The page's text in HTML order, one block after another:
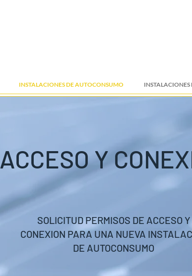
INSTALACIONES DE AUTOCONSUMO
ACCESO Y
SOLICITUD PERMISOS DE ACCESO Y
CONEXION PARA UNA NUEVA
DE AUTOCONSUMO